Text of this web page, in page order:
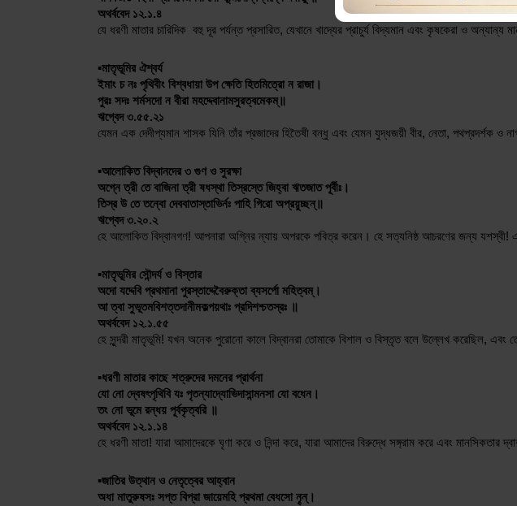
অথর্ববেদ ১২.১.৪
যে ধরণী মাতার চারিদিক  বহু দূর পর্যন্ত প্রসারিত, যেখানে খাদ্যের প্রাচুর্য বিদ্যমান এবং কৃষকেরা ও
▪️মাতৃভূমির ঐশ্বর্য
ইমাং চ নঃ পৃথিবীং বিশ্বধায়া উপ ক্ষেতি হিতমিত্রো ন রাজা।
পুরঃ সদঃ শর্মসদো ন বীরা মহদ্দেবানামসুরত্বমেকম্॥
ঋগ্বেদ ৩.৫৫.২১
যেমন এক দেদীপ্যমান শাসক যিনি তাঁর প্রজাদের হিতৈষী বন্ধু এবং যেমন যুদ্ধজয়ী বীর, নেতা,
▪️আলোকিত বিদ্বানদের ৩ গুণ ও সুরক্ষা
অগ্নে ত্রী তে বাজিনা ত্রী ষধস্থা তিস্রস্তে জিহ্বা ঋতজাত পূর্বীঃ।
তিস্র উ তে তন্বো দেববাতাস্তাভির্নঃ পাহি গিরো অপ্রয়ুচ্ছন্॥
ঋগ্বেদ ৩.২০.২
হে আলোকিত বিদ্বানগণ! আপনারা অগ্নির ন্যায় অপরকে পবিত্র করেন। হে সত্যনিষ্ঠ আচরণের জন্য
▪️মাতৃভূমির সৌন্দর্য ও বিস্তার
অদো যদ্দেবি প্রথমানা পুরস্তাদ্দেবৈরুক্তা ব্যসর্পো মহিত্বম্।
আ ত্বা সুভূতমবিশত্তদানীমকল্পয়থাঃ প্রদিশশ্চতস্রঃ ॥
অথর্ববেদ ১২.১.৫৫
হে সুন্দরী মাতৃভূমি! যখন অনেক পুরোনো কালে বিদ্বানরা তোমাকে বিশাল ও বিস্তৃত বলে উল্লেখ করেছিল,
▪️ধরণী মাতার কাছে শত্রুদের দমনের প্রার্থনা
যো নো দ্বেষৎপৃথিবি যঃ পৃতন্যাদ্যোভিদাসান্মনসা যো বধেন।
তং নো ভূমে রন্ধয় পূর্বকৃত্বরি ॥
অথর্ববেদ ১২.১.১৪
হে ধরণী মাতা! যারা আমাদেরকে ঘৃণা করে ও নিন্দা করে, যারা আমাদের বিরুদ্ধে সঙ্গ্রাম করে এবং
▪️জাতির উত্থান ও নেতৃত্বের আহ্বান
অধা মাতুরুষসঃ সপ্ত বিপ্রা জায়েমহি প্রথমা বেধসো নৄন্।